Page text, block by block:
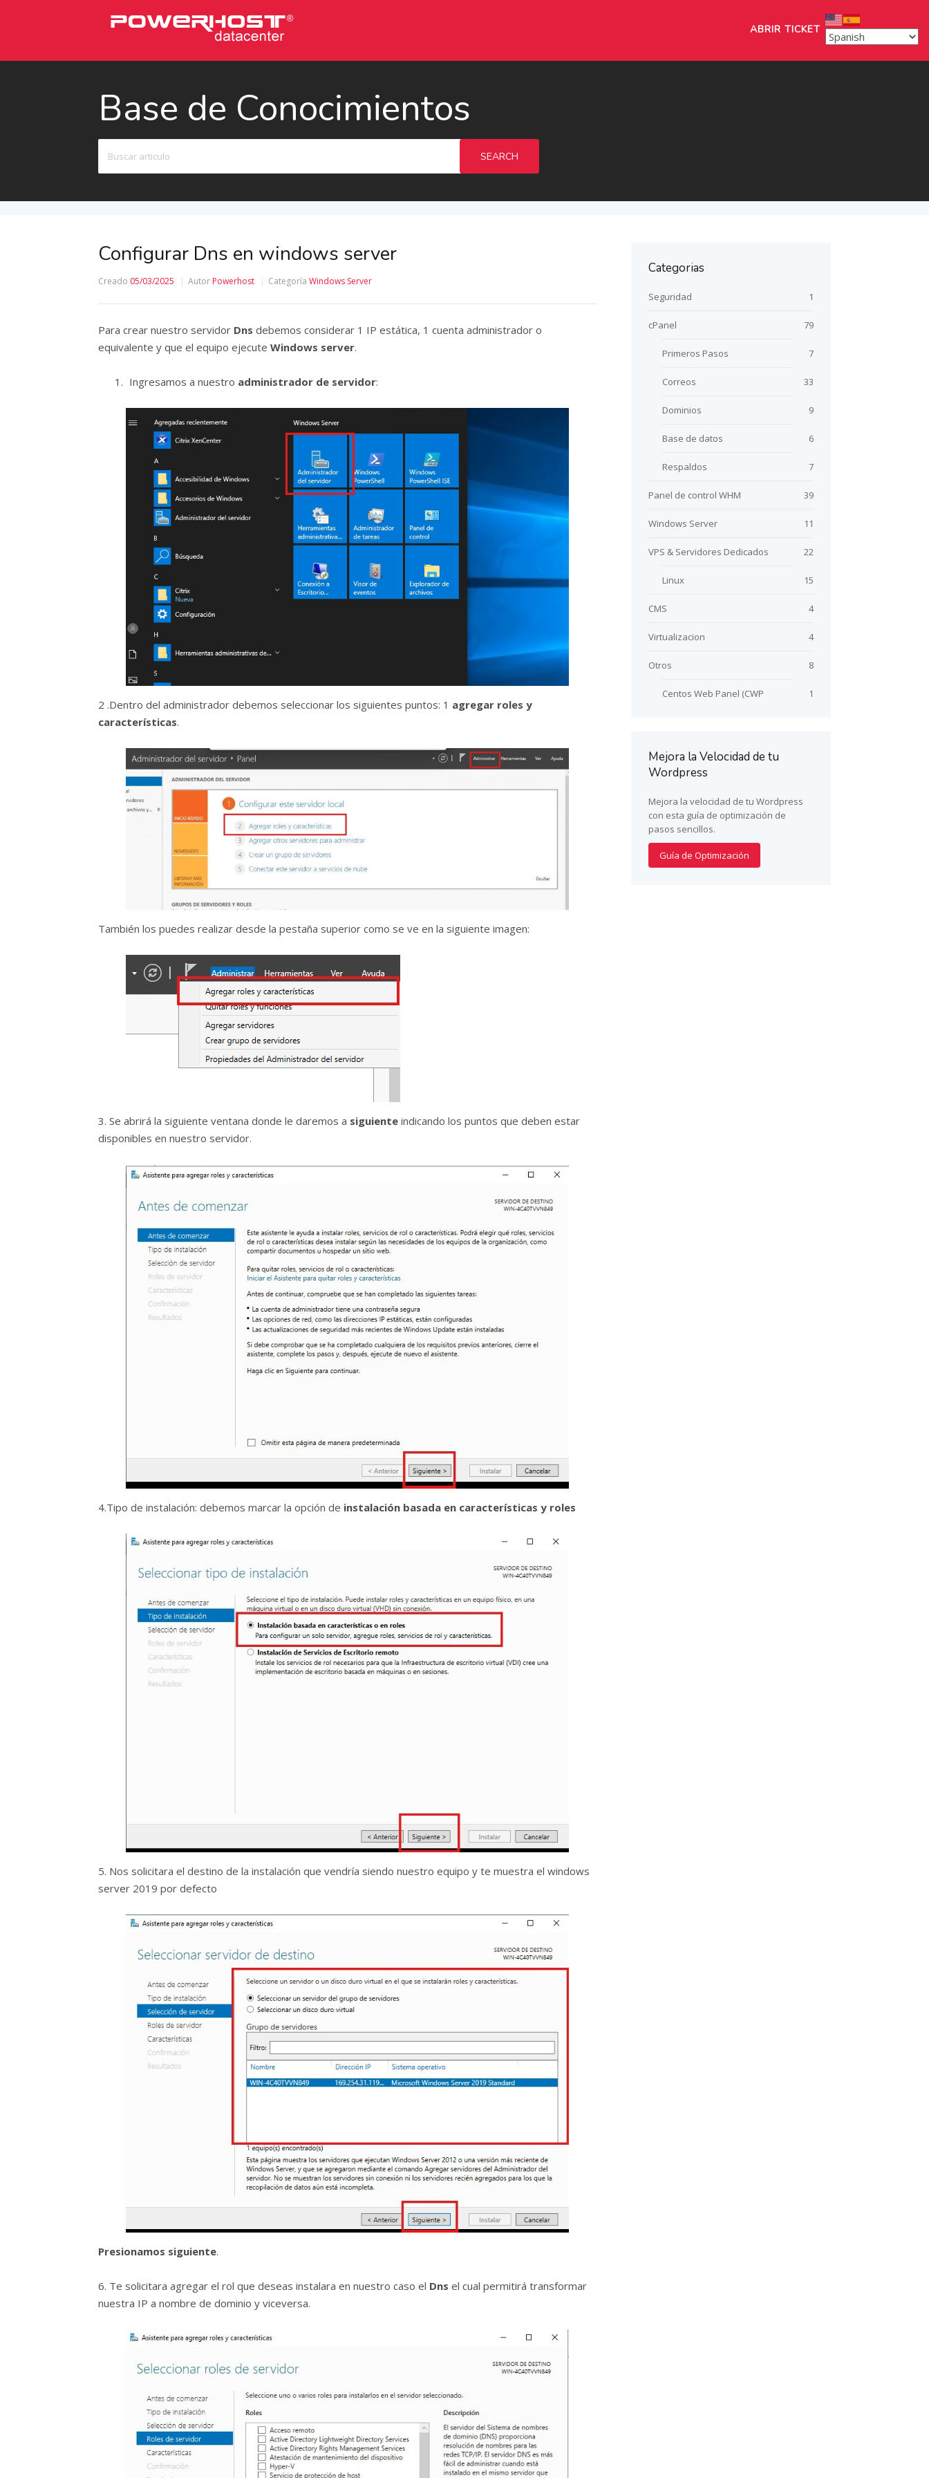
ABRIR TICKET
Base de Conocimientos
SEARCH
Configurar Dns en windows server
Creado 05/03/2025 Autor Powerhost Categoría Windows Server
Para crear nuestro servidor Dns debemos considerar 1 IP estática, 1 cuenta administrador o
equivalente y que el equipo ejecute Windows server.
Ingresamos a nuestro administrador de servidor:
2 .Dentro del administrador debemos seleccionar los siguientes puntos: 1 agregar roles y
características.
También los puedes realizar desde la pestaña superior como se ve en la siguiente imagen:
3. Se abrirá la siguiente ventana donde le daremos a siguiente indicando los puntos que deben estar
disponibles en nuestro servidor.
4.Tipo de instalación: debemos marcar la opción de instalación basada en características y roles
5. Nos solicitara el destino de la instalación que vendría siendo nuestro equipo y te muestra el windows
server 2019 por defecto
Presionamos siguiente.
6. Te solicitara agregar el rol que deseas instalara en nuestro caso el Dns el cual permitirá transformar
nuestra IP a nombre de dominio y viceversa.
Categorias
Seguridad 1
cPanel 79
Primeros Pasos 7
Correos 33
Dominios 9
Base de datos 6
Respaldos 7
Panel de control WHM 39
Windows Server 11
VPS & Servidores Dedicados 22
Linux 15
CMS 4
Virtualizacion 4
Otros 8
Centos Web Panel (CWP 1
Mejora la Velocidad de tu
Wordpress
Mejora la velocidad de tu Wordpress
con esta guía de optimización de
pasos sencillos.
Guía de Optimización